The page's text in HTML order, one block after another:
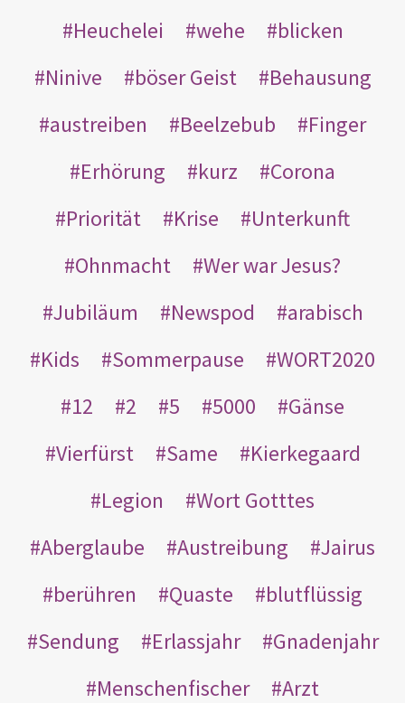
Heuchelei wehe
blicken
Ninive
böser Geist
Behausung
austreiben
Beelzebub
Finger
Erhörung
kurz
Corona
Priorität
Krise
Unterkunft
Ohnmacht
Wer war Jesus?
Jubiläum
Newspod
arabisch
Kids
Sommerpause
WORT2020
12
2 5 5000
Gänse
Vierfürst
Same
Kierkegaard
Legion
Wort Gotttes
Aberglaube
Austreibung
Jairus
berühren
Quaste
blutflüssig
Sendung
Erlassjahr
Gnadenjahr
Menschenfischer
Arzt